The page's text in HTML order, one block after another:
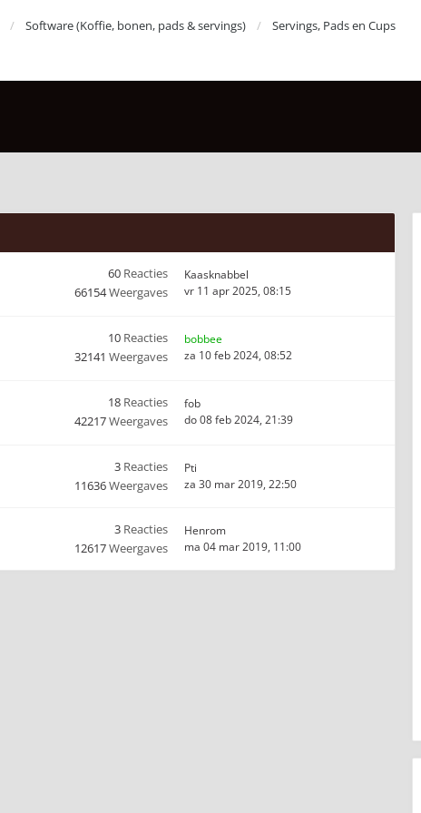
Software (Koffie, bonen, pads & servings) Servings, Pads en Cups
60 Reacties
66154Weergaves
Kaasknabbel
vr 11 apr 2025, 08:15
10 Reacties
32141 Weergaves
bobbee
za 10 feb 2024, 08:52
18 Reacties
42217Weergaves
fob
do 08 feb 2024, 21:39
3 Reacties
11636Weergaves
Pti
za 30 mar 2019, 22:50
3 Reacties
12617Weergaves
Henrom
ma 04 mar 2019, 11:00